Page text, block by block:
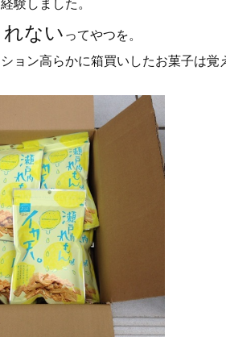
験しました。
ない ってやつを。
ョン高らかに箱買いしたお菓子は覚